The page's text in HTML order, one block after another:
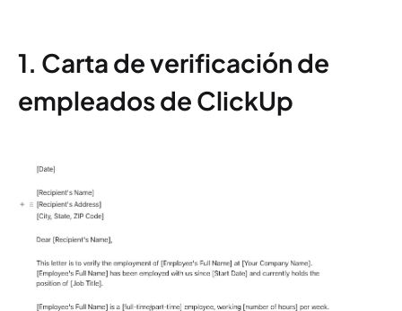
1. Carta de verificación de
empleados de ClickUp